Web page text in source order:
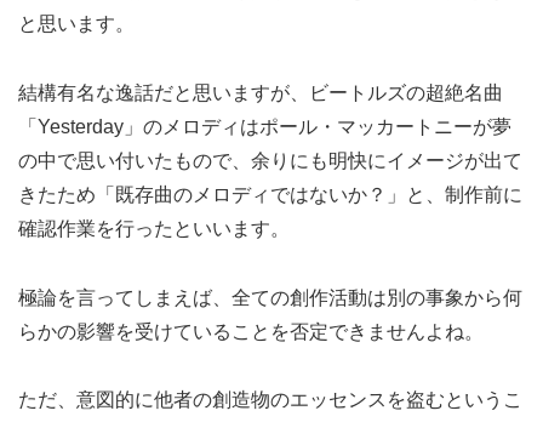
と思います。
結構有名な逸話だと思いますが、ビートルズの超絶名曲
「Yesterday」のメロディはポール・マッカートニーが夢
の中で思い付いたもので、余りにも明快にイメージが出て
きたため「既存曲のメロディではないか？」と、制作前に
確認作業を行ったといいます。
極論を言ってしまえば、全ての創作活動は別の事象から何
らかの影響を受けていることを否定できませんよね。
ただ、意図的に他者の創造物のエッセンスを盗むというこ